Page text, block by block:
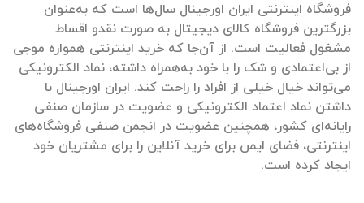
فروشگاه اینترنتی ایران اورجینال سال‌ها است که به‌عنوان
بزرگترین فروشگاه کالای دیجیتال به صورت نقدو اقساط
مشغول فعالیت است. از آن‌جا که خرید اینترنتی همواره موجی
از بی‌اعتمادی و شک را با خود به‌همراه داشته، نماد الکترونیکی
می‌تواند خیال خیلی از افراد را راحت کند. ایران اورجینال با
داشتن نماد اعتماد الکترونیکی و عضویت در سازمان صنفی
رایانه‌ای کشور، همچنین عضویت در انجمن صنفی فروشگاه‌های
اینترنتی، فضای ایمن برای خرید آنلاین را برای مشتریان خود
ایجاد کرده است.